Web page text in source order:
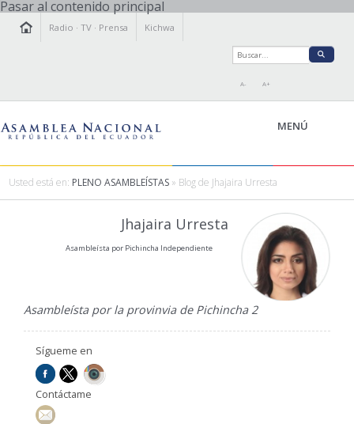
Pasar al contenido principal
Radio ·TV · Prensa Kichwa
A- A+
MENÚ
FISCALIZAMOS
PARTICIPACIÓN
RELACIONES INTERNACIONALES
AGENDA
Usted está en: PLENO ASAMBLEÍSTAS » Blog de Jhajaira Urresta
Jhajaira Urresta
Asambleísta por Pichincha Independiente
Asambleísta por la provinvia de Pichincha 2
Sígueme en
Contáctame